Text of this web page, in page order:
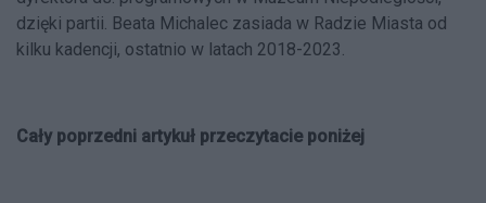
dzięki partii. Beata Michalec zasiada w Radzie Miasta od
kilku kadencji, ostatnio w latach 2018-2023​.
Cały poprzedni artykuł przeczytacie poniżej